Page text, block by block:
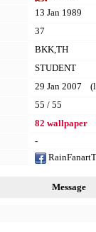
13 Jan 1989
37
BKK,TH
STUDENT
29 Jan 2007
55 / 55
82 wallpaper
-
Message